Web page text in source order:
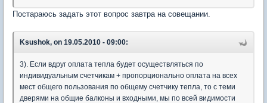
Постараюсь задать этот вопрос завтра на совещании.
Ksushok, on 19.05.2010 - 09:00:
3). Если вдруг оплата тепла будет осуществляться по
индивидуальным счетчикам + пропорционально оплата на всех
мест общего пользования по общему счетчику тепла, то с теми
дверями на общие балконы и входными, мы по всей видимости